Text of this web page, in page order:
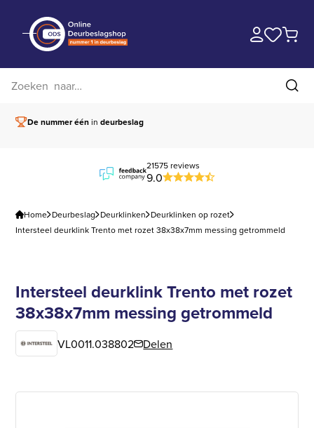
De nummer éénindeurbeslag
21575 reviews
9.0
Home Deurbeslag Deurklinken Deurklinken op rozet
Intersteel deurklink Trento met rozet 38x38x7mm messing getrommeld
Intersteel deurklink Trento met rozet
38x38x7mm messing getrommeld
VL0011.038802 Delen